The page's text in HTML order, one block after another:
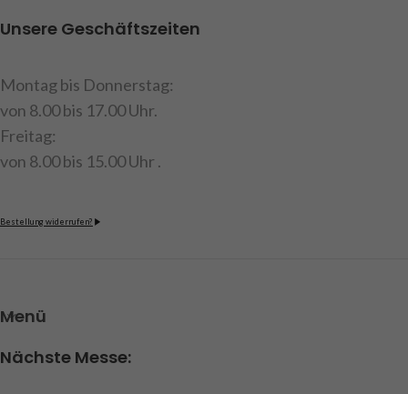
Unsere Geschäftszeiten
Montag bis Donnerstag:
von 8.00 bis 17.00 Uhr.
Freitag:
von 8.00 bis 15.00 Uhr .
Bestellung widerrufen?
Menü
Nächste Messe: